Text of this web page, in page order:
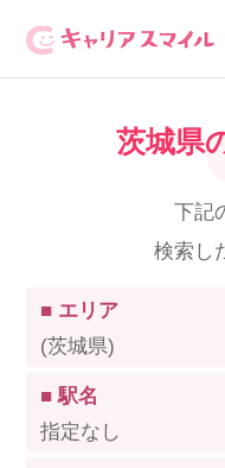
無料相談・
無料転職相談
正社員／パート
派遣で働く
正社員・
茨城県
下記
検索し
■ エリア
(茨城県)
■ 駅名
指定なし